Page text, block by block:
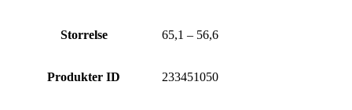
Storrelse 65,1 – 56,6
Produkter ID 233451050